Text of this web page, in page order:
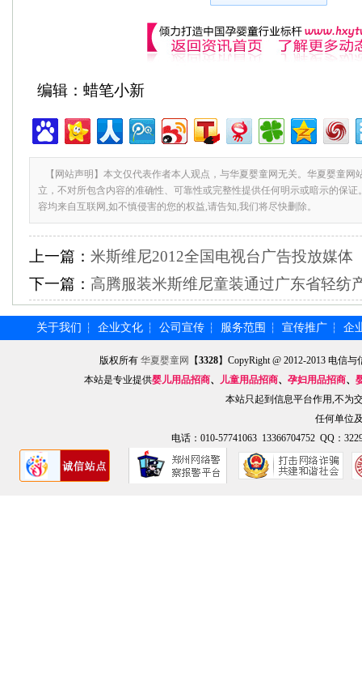
编辑：蜡笔小新
【网站声明】本文仅代表作者本人观点，与华夏婴童网无关。华夏婴童网
立，不对所包含内容的准确性、可靠性或完整性提供任何明示或暗示的保
容均来自互联网,如不慎侵害的您的权益,请告知,我们将尽快删除。
上一篇： 米斯维尼2012全国电视台广告投放媒体
下一篇： 高腾服装米斯维尼童装通过广东省轻纺
关于我们 ┆ 企业文化 ┆ 公司宣传 ┆ 服务范围 ┆ 宣传推广 ┆ 企
版权所有华夏婴童网 【3328】CopyRight @ 2012-2013 电信
本站是专业提供婴儿用品招商、 儿童用品招商、 孕妇用品招商、
本站只起到信息平台作用,不为
任何单位
电话：010-57741063 13366704752 QQ：